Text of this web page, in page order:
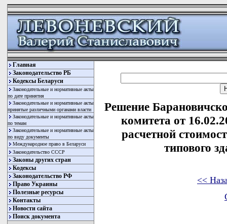
Главная
Законодательство РБ
Кодексы Беларуси
Законодательные и нормативные акты
по дате принятия
Законодательные и нормативные акты
принятые различными органами власти
Законодательные и нормативные акты
по темам
Законодательные и нормативные акты
по виду документы
Международное право в Беларуси
Законодательство СССР
Законы других стран
Кодексы
Законодательство РФ
Право Украины
Полезные ресурсы
Контакты
Новости сайта
Поиск документа
Решение
комитета от
расчетной
типового
<<